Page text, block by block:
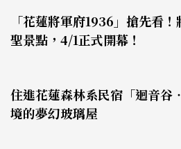
「花蓮將軍府1936」搶先看
聖景點，4/1正式開幕！
住進花蓮森林系民宿「迴音
境的夢幻玻璃屋